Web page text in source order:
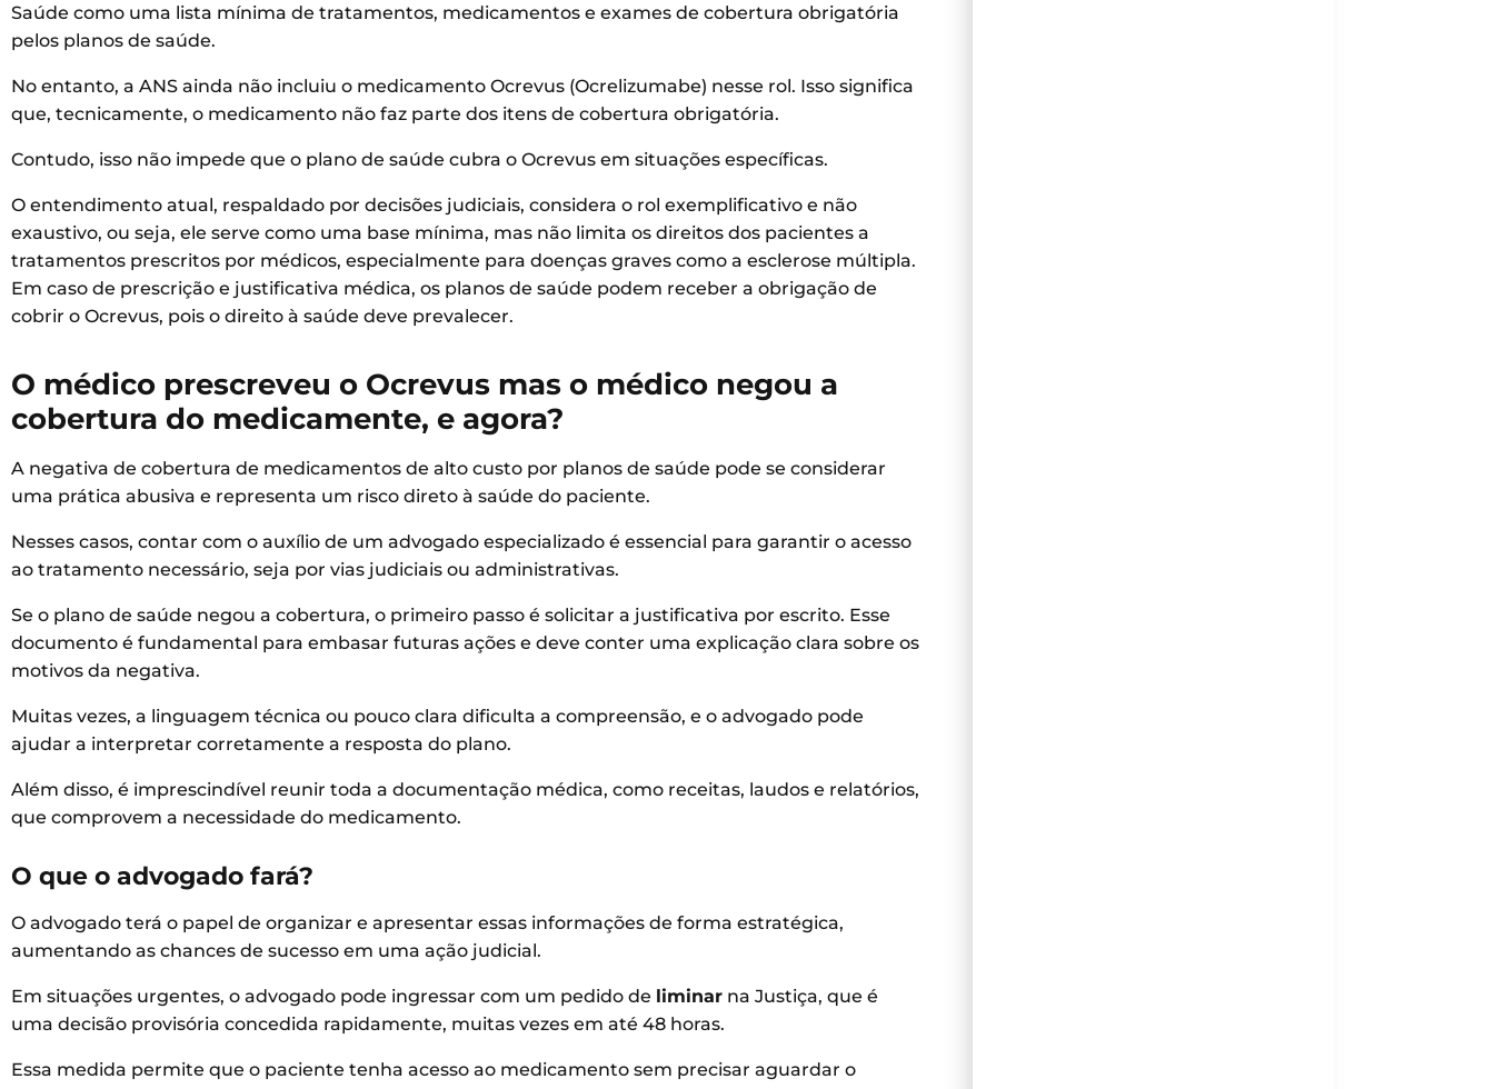
Saúde como uma lista mínima de tratamentos, medicamentos e exames de cobertura obrigatória
pelos planos de saúde.
No entanto, a ANS ainda não incluiu o medicamento Ocrevus (Ocrelizumabe) nesse rol. Isso significa
que, tecnicamente, o medicamento não faz parte dos itens de cobertura obrigatória.
Contudo, isso não impede que o plano de saúde cubra o Ocrevus em situações específicas.
O entendimento atual, respaldado por decisões judiciais, considera o rol exemplificativo e não
exaustivo, ou seja, ele serve como uma base mínima, mas não limita os direitos dos pacientes a
tratamentos prescritos por médicos, especialmente para doenças graves como a esclerose múltipla.
Em caso de prescrição e justificativa médica, os planos de saúde podem receber a obrigação de
cobrir o Ocrevus, pois o direito à saúde deve prevalecer.
O médico prescreveu o Ocrevus mas o médico negou a
cobertura do medicamente, e agora?
A negativa de cobertura de medicamentos de alto custo por planos de saúde pode se considerar
uma prática abusiva e representa um risco direto à saúde do paciente.
Nesses casos, contar com o auxílio de um advogado especializado é essencial para garantir o acesso
ao tratamento necessário, seja por vias judiciais ou administrativas.
Se o plano de saúde negou a cobertura, o primeiro passo é solicitar a justificativa por escrito. Esse
documento é fundamental para embasar futuras ações e deve conter uma explicação clara sobre os
motivos da negativa.
Muitas vezes, a linguagem técnica ou pouco clara dificulta a compreensão, e o advogado pode
ajudar a interpretar corretamente a resposta do plano.
Além disso, é imprescindível reunir toda a documentação médica, como receitas, laudos e relatórios,
que comprovem a necessidade do medicamento.
O que o advogado fará?
O advogado terá o papel de organizar e apresentar essas informações de forma estratégica,
aumentando as chances de sucesso em uma ação judicial.
Em situações urgentes, o advogado pode ingressar com um pedido de liminar na Justiça, que é
uma decisão provisória concedida rapidamente, muitas vezes em até 48 horas.
Essa medida permite que o paciente tenha acesso ao medicamento sem precisar aguardar o